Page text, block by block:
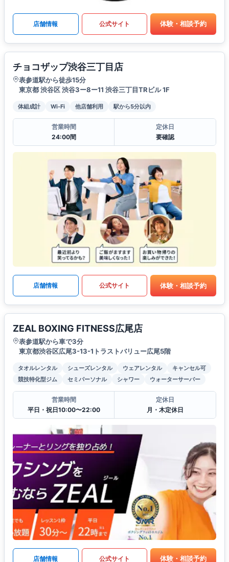
店舗情報 公式サイト 体験・相談予約
チョコザップ渋谷三丁目店
表参道駅から徒歩15分
東京都 渋谷区 渋谷3ー8ー11 渋谷三丁目TRビル 1F
体組成計 Wi-Fi 他店舗利用 駅から5分以内
営業時間
24:00間
定休日
要確認
店舗情報 公式サイト 体験・相談予約
ZEAL BOXING FITNESS広尾店
表参道駅から車で3分
東京都渋谷区広尾3-13-1トラストバリュー広尾5階
タオルレンタル シューズレンタル ウェアレンタル
キャンセル可
競技特化型ジム
セミパーソナル シャワー ウォーターサーバー
営業時間
平日・祝日10:00〜22:00
定休日
月・木定休日
店舗情報 公式サイト 体験・相談予約